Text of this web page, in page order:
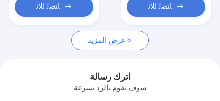
نظارات 3D الاستقطاب الخطي
نظم سينما ثلاثية الأبعاد
يستقطب فيلم صفح
نظارات 3D النقش
ﺎﺘﺼﻟ ﺍﻶﻧ ﺎﺘﺼﻟ ﺍﻶﻧ
عرض المزيد
اترك رسالة
سوف نقوم بالرد بسرعة